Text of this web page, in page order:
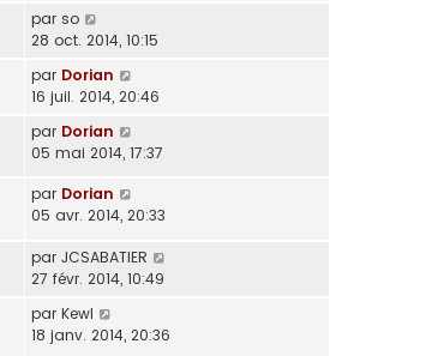
par so
28 oct. 2014, 10:15
par Dorian
16 juil. 2014, 20:46
par Dorian
05 mai 2014, 17:37
par Dorian
05 avr. 2014, 20:33
par JCSABATIER
27 févr. 2014, 10:49
par Kewl
18 janv. 2014, 20:36